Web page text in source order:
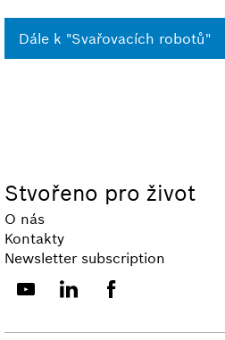
Dále k "Svařovacích robotů"
Stvořeno pro život
O nás
Kontakty
Newsletter subscription